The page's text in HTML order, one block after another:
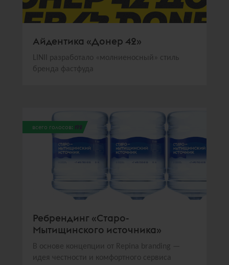
Айдентика «Донер 42»
LINII разработало «молниеносный» стиль
бренда фастфуда
всего голосов: 192
Ребрендинг «Старо-
Мытищинского источника»
В основе концепции от Repina branding —
идея честности и комфортного сервиса